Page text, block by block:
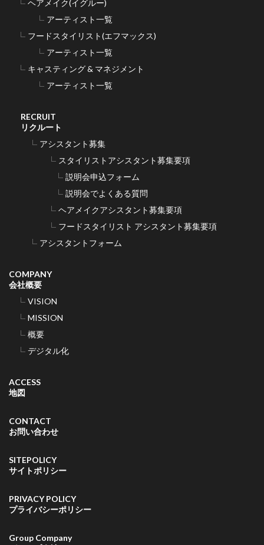
ヘアメイク(イグルー)
アーティスト一覧
フードスタイリスト(エフマックス)
アーティスト一覧
キャスティング & マネジメント
アーティスト一覧
RECRUIT
リクルート
アシスタント募集
スタイリストアシスタント募集要項
説明会申込フォーム
説明会でよくある質問
ヘアメイクアシスタント募集要項
フードスタイリスト アシスタント募集要項
アシスタントフォーム
COMPANY
会社概要
VISION
MISSION
概要
デジタル化
ACCESS
地図
CONTACT
お問い合わせ
SITEPOLICY
サイトポリシー
PRIVACY POLICY
プライバシーポリシー
Group Company